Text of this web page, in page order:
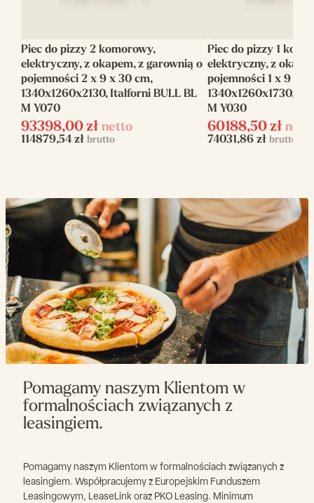
Szerokość(mm) 1480
Linia Italforni Visor
Ilość komór
Pojemność
Zasilanie elektryczne
Rozmiar
komory(mm)
1050x1050x170
Piec do pizzy 2 komorowy,
elektryczny, z okapem, z garownią o
pojemności 2 x 9 x 30 cm,
1340x1260x2130, Italforni BULL BL
M Y070
93398,00 zł netto
114879,54 zł brutto
Piec do pizzy 1
elektryczny, z
pojemności 1 x 9 x
1340x1260x1730,
M Y030
60188,50 zł
74031,86 zł brutto
Pomagamy naszym Klientom w
formalnościach związanych z
leasingiem.
Pomagamy naszym Klientom w formalnościach związanych z
leasingiem. Współpracujemy z Europejskim Funduszem
Leasingowym, LeaseLink oraz PKO Leasing. Minimum